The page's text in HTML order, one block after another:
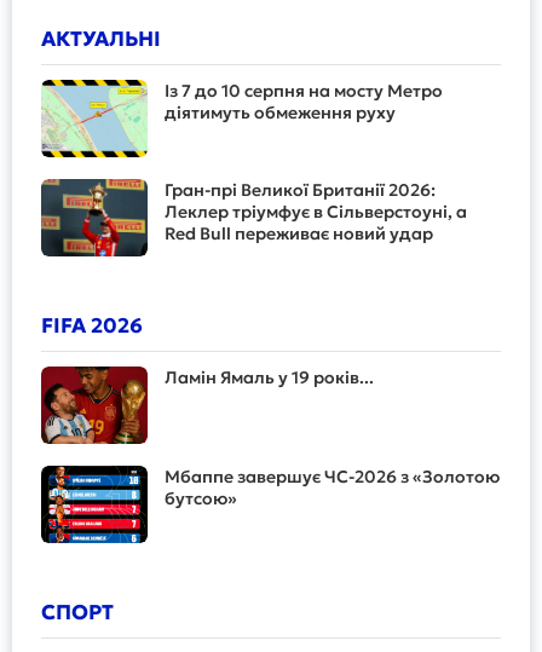
АКТУАЛЬНІ
Із 7 до 10 серпня на мосту Метро
діятимуть обмеження руху
Гран-прі Великої Британії 2026:
Леклер тріумфує в Сільверстоуні, а
Red Bull переживає новий удар
FIFA 2026
Ламін Ямаль у 19 років...
Мбаппе завершує ЧС-2026 з «Золотою
бутсою»
СПОРТ